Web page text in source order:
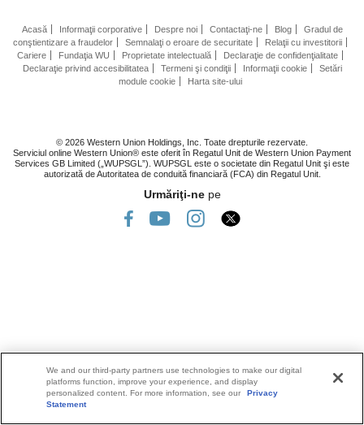
Acasă Informaţii corporative Despre noi Contactaţi-ne Blog
Gradul de
conştientizare a fraudelor
Semnalaţi o eroare de securitate
Relaţii cu investitorii
Cariere
Fundaţia WU Proprietate intelectuală
Declaraţie de confidenţialitate
Declaraţie privind accesibilitatea
Termeni şi condiţii Informaţii cookie
Setări
module cookie
Harta site-ului
© 2026 Western Union Holdings, Inc. Toate drepturile rezervate.
Serviciul online Western Union® este oferit în Regatul Unit de Western Union Payment
Services GB Limited („WUPSGL”). WUPSGL este o societate din Regatul Unit şi este
autorizată de Autoritatea de conduită financiară (FCA) din Regatul Unit.
Urmăriţi-nepe
We and our third-party partners use technologies to make our digital
platforms function, improve your experience, and display
personalized content. For more information, see our
Privacy
Statement